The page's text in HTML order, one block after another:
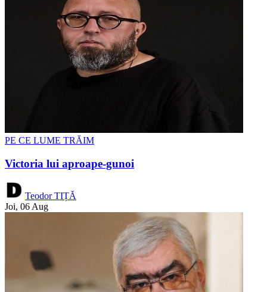
PE CE LUME TRĂIM
Victoria lui aproape-gunoi
Teodor TIȚĂ
Joi, 06 Aug